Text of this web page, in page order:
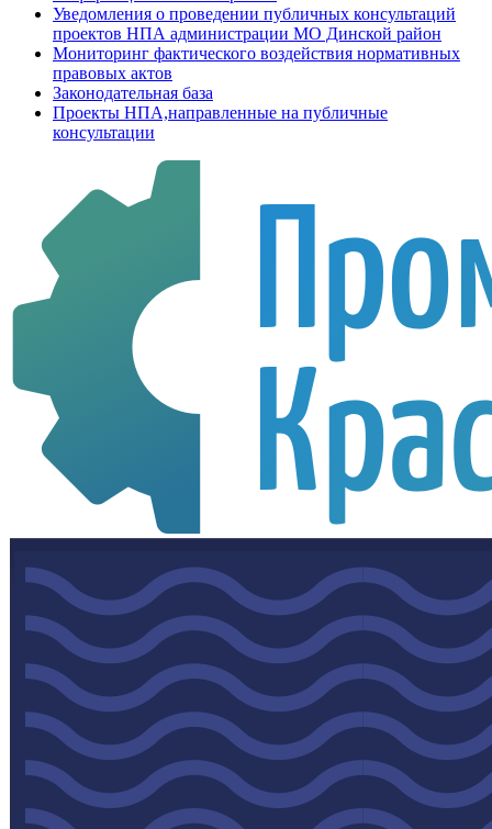
Уведомления о проведении публичных консультаций
проектов НПА администрации МО Динской район
Мониторинг фактического воздействия нормативных
правовых актов
Законодательная база
Проекты НПА,направленные на публичные
консультации